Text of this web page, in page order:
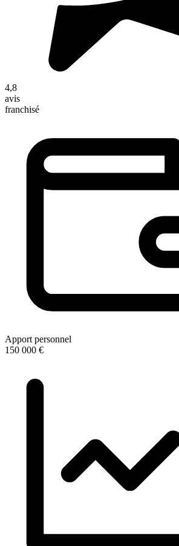
4,8
avis
franchisé
Apport personnel
150 000 €